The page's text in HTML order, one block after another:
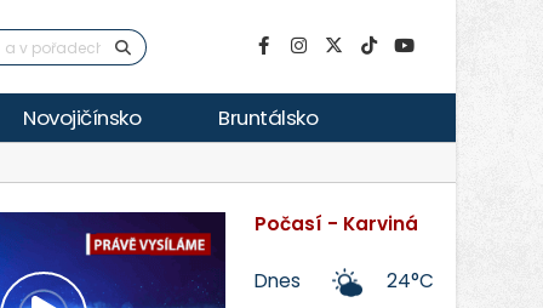
Novojičínsko Bruntálsko
Počasí - Karviná
Dnes
24°C